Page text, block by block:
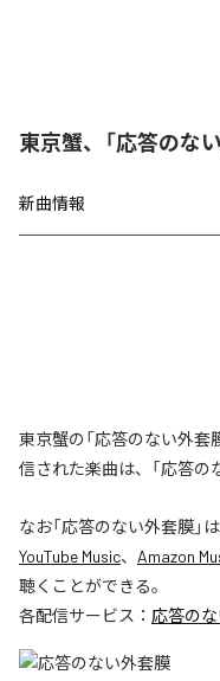
東京蟹、「応答のな
新曲情報
東京蟹の「応答のない外套
信された楽曲は、「応答の
なお「応答のない外套膜」は
YouTube Music、 Amazon
聴くことができる。
各配信サービス： 応答の